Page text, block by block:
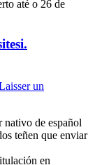
até o 26 de
un
nativo de español
teñen que enviar
en